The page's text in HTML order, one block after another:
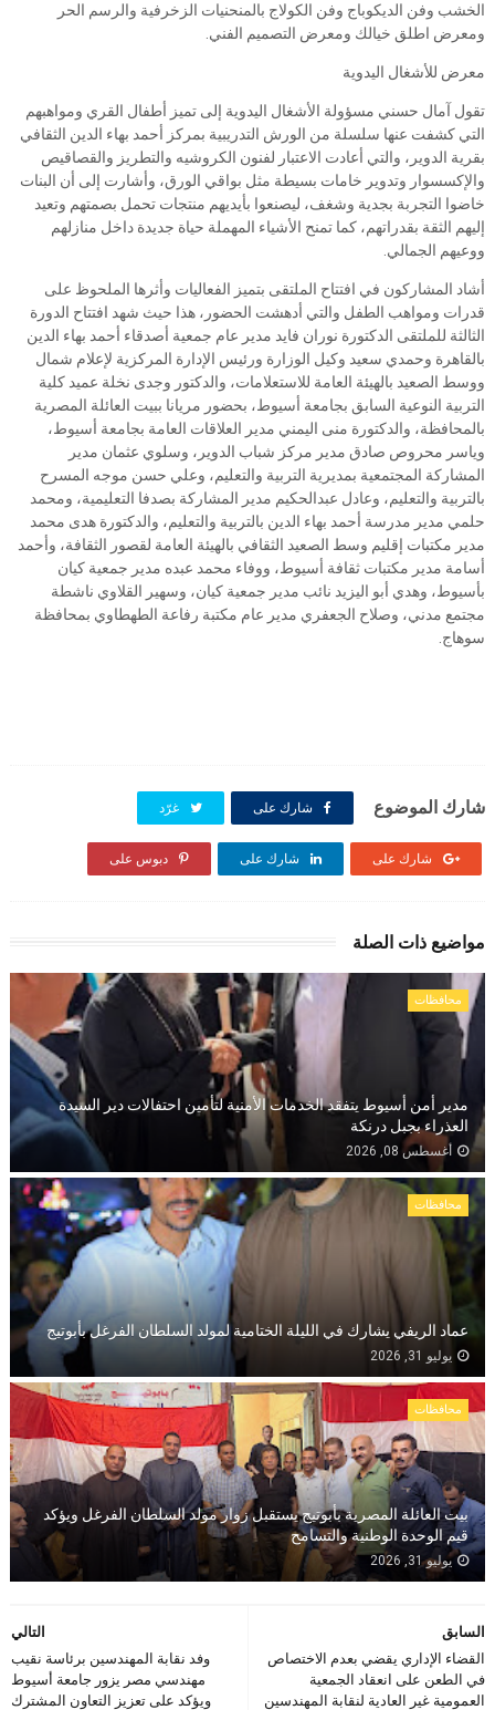
الخشب وفن الديكوباج وفن الكولاج بالمنحنيات الزخرفية والرسم الحر
ومعرض اطلق خيالك ومعرض التصميم الفني.
معرض للأشغال اليدوية
تقول آمال حسني مسؤولة الأشغال اليدوية إلى تميز أطفال القري ومواهبهم
التي كشفت عنها سلسلة من الورش التدريبية بمركز أحمد بهاء الدين الثقافي
بقرية الدوير، والتي أعادت الاعتبار لفنون الكروشيه والتطريز والقصاقيص
والإكسسوار وتدوير خامات بسيطة مثل بواقي الورق، وأشارت إلى أن البنات
خاضوا التجربة بجدية وشغف، ليصنعوا بأيديهم منتجات تحمل بصمتهم وتعيد
إليهم الثقة بقدراتهم، كما تمنح الأشياء المهملة حياة جديدة داخل منازلهم
ووعيهم الجمالي.
أشاد المشاركون في افتتاح الملتقى بتميز الفعاليات وأثرها الملحوظ على
قدرات ومواهب الطفل والتي أدهشت الحضور، هذا حيث شهد افتتاح الدورة
الثالثة للملتقى الدكتورة نوران فايد مدير عام جمعية أصدقاء أحمد بهاء الدين
بالقاهرة وحمدي سعيد وكيل الوزارة ورئيس الإدارة المركزية لإعلام شمال
ووسط الصعيد بالهيئة العامة للاستعلامات، والدكتور وجدى نخلة عميد كلية
التربية النوعية السابق بجامعة أسيوط، بحضور مريانا ببيت العائلة المصرية
بالمحافظة، والدكتورة منى اليمني مدير العلاقات العامة بجامعة أسيوط،
وياسر محروص صادق مدير مركز شباب الدوير، وسلوي عثمان مدير
المشاركة المجتمعية بمديرية التربية والتعليم، وعلي حسن موجه المسرح
بالتربية والتعليم، وعادل عبدالحكيم مدير المشاركة بصدفا التعليمية، ومحمد
حلمي مدير مدرسة أحمد بهاء الدين بالتربية والتعليم، والدكتورة هدى محمد
مدير مكتبات إقليم وسط الصعيد الثقافي بالهيئة العامة لقصور الثقافة، وأحمد
أسامة مدير مكتبات ثقافة أسيوط، ووفاء محمد عبده مدير جمعية كيان
بأسيوط، وهدي أبو اليزيد نائب مدير جمعية كيان، وسهير القلاوي ناشطة
مجتمع مدني، وصلاح الجعفري مدير عام مكتبة رفاعة الطهطاوي بمحافظة
سوهاج.
شارك الموضوع شارك على غرّد
شارك على شارك على دبوس على
مواضيع ذات الصلة
محافظات
مدير أمن أسيوط يتفقد الخدمات الأمنية لتأمين احتفالات دير السيدة
العذراء بجبل درنكة
أغسطس 08, 2026
محافظات
عماد الريفي يشارك في الليلة الختامية لمولد السلطان الفرغل بأبوتيج
يوليو 31, 2026
محافظات
بيت العائلة المصرية بأبوتيج يستقبل زوار مولد السلطان الفرغل ويؤكد
قيم الوحدة الوطنية والتسامح
يوليو 31, 2026
التالي
وفد نقابة المهندسين برئاسة نقيب
مهندسي مصر يزور جامعة أسيوط
ويؤكد على تعزيز التعاون المشترك
السابق
القضاء الإداري يقضي بعدم الاختصاص
في الطعن على انعقاد الجمعية
العمومية غير العادية لنقابة المهندسين